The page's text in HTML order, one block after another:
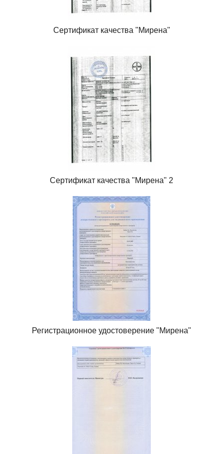
Сертификат качества "Мирена"
Сертификат качества "Мирена" 2
Регистрационное удостоверение "Мирена"